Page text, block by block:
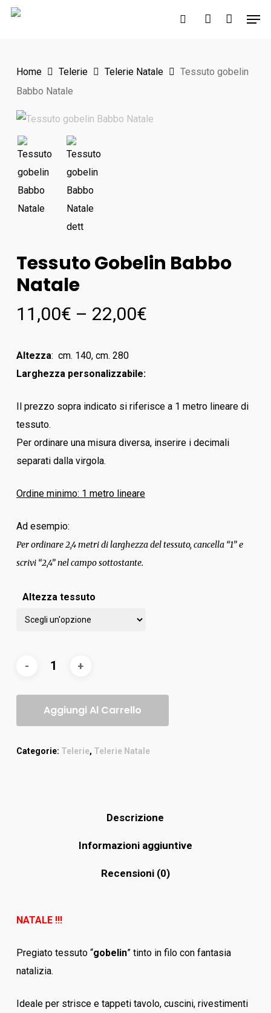
Skip
search account
Home Telerie Telerie Natale
Tessuto gobelin
Babbo Natale
Tessuto Gobelin Babbo
Natale
11,00€ – 22,00€
Altezza: cm. 140, cm. 280
Larghezza personalizzabile:
Il prezzo sopra indicato si riferisce a 1 metro lineare di
tessuto.
Per ordinare una misura diversa, inserire i decimali
separati dalla virgola.
Ordine minimo: 1 metro lineare
Ad esempio:
Per ordinare 2,4 metri di larghezza del tessuto, cancella “1” e
scrivi “2,4” nel campo sottostante.
Altezza tessuto
Aggiungi Al Carrello
Categorie: Telerie, Telerie Natale
Descrizione
Informazioni aggiuntive
Recensioni (0)
NATALE !!!
Pregiato tessuto “gobelin” tinto in filo con fantasia
natalizia.
Ideale per strisce e tappeti tavolo, cuscini, rivestimenti